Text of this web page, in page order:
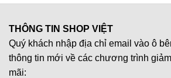
THÔNG TIN SHOP VIỆT
Quý khách nhập địa chỉ email vào ô
thông tin mới về các chương trình
mãi: